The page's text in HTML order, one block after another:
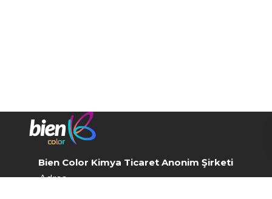
Bien Color Kimya Ticaret Anonim Şirketi
Adres